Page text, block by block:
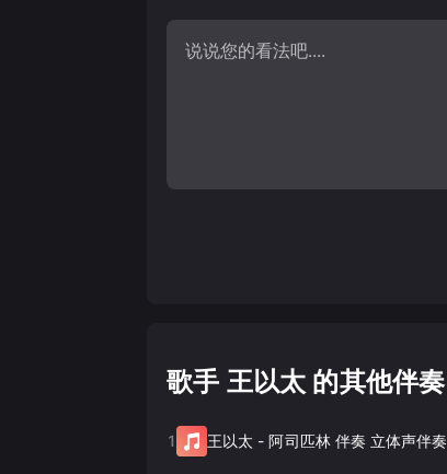
歌手 王以太 的其他伴奏
1 王以太 -阿司匹林 伴奏 立体声伴奏